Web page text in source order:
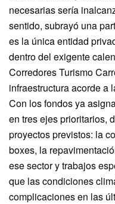
necesarias sería
sentido, subrayó una
es la única entidad
dentro del exigente
Corredores Turismo
infraestructura acorde a
Con los fondos ya
en tres ejes prioritarios,
proyectos previstos: la
boxes, la
ese sector y trabajos
que las condiciones
complicaciones en las